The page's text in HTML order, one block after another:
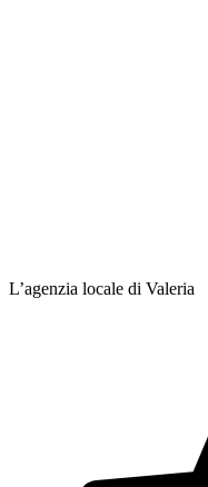
L’agenzia locale di Valeria